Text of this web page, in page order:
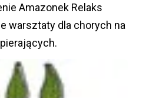
Amazonek Relaks
warsztaty dla chorych na